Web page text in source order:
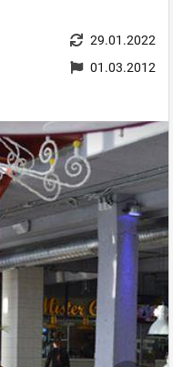
29.01.2022
01.03.2012